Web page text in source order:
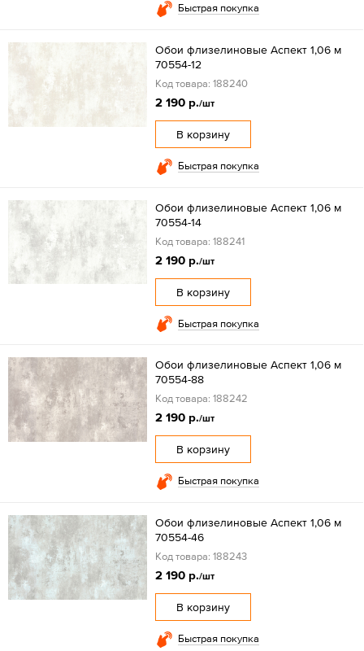
Быстрая покупка
Обои флизелиновые Аспект 1,06 м
70554-12
Код товара: 188240
2 190 р./шт
В корзину
Быстрая покупка
Обои флизелиновые Аспект 1,06 м
70554-14
Код товара: 188241
2 190 р./шт
В корзину
Быстрая покупка
Обои флизелиновые Аспект 1,06 м
70554-88
Код товара: 188242
2 190 р./шт
В корзину
Быстрая покупка
Обои флизелиновые Аспект 1,06 м
70554-46
Код товара: 188243
2 190 р./шт
В корзину
Быстрая покупка